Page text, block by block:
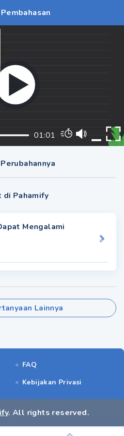
01:01
Pahamify
Mengalami
Lainnya
FAQ
Kebijakan Privasi
. All rights reserved.